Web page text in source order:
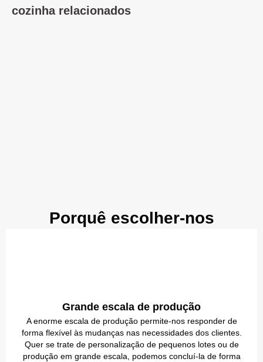
cozinha relacionados
Porquê escolher-nos
Grande escala de produção
A enorme escala de produção permite-nos responder de
forma flexível às mudanças nas necessidades dos clientes.
Quer se trate de personalização de pequenos lotes ou de
produção em grande escala, podemos concluí-la de forma